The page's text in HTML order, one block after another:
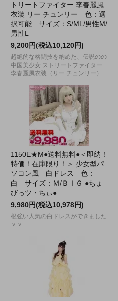
トリートファイター 李春麗風
衣装 リー チュンリー 色：選
択可能 サイズ：S/ML/男性M/
男性L
9,200円(税込10,120円)
超絶的な格闘技を納めた、伝説のの
中国美少女 ストリートファイター
李春麗風衣装（リー チュンリー）
1150E★M●送料無料●＜即納！
特価！在庫限り！＞ 少女型パ
ソコン風 白ドレス 色：
白 サイズ：Ｍ/ＢＩＧ ●ちょ
びっツ・ちぃ●
9,980円(税込10,978円)
根強い人気の白ドレスができました
ｖｖ